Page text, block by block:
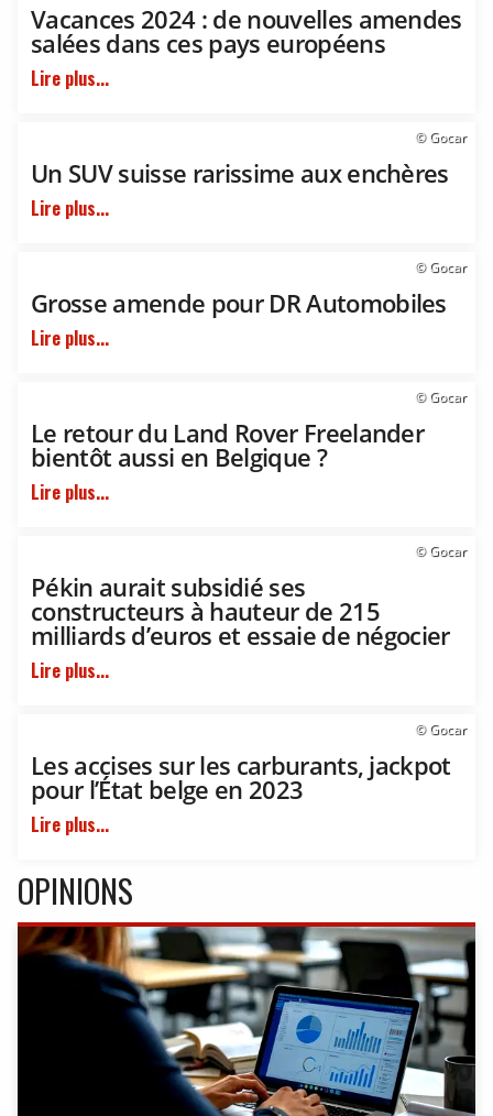
Vacances 2024 : de nouvelles amendes
salées dans ces pays européens
Lire plus...
© Gocar
Un SUV suisse rarissime aux enchères
Lire plus...
© Gocar
Grosse amende pour DR Automobiles
Lire plus...
© Gocar
Le retour du Land Rover Freelander
bientôt aussi en Belgique ?
Lire plus...
© Gocar
Pékin aurait subsidié ses
constructeurs à hauteur de 215
milliards d’euros et essaie de négocier
Lire plus...
© Gocar
Les accises sur les carburants, jackpot
pour l’État belge en 2023
Lire plus...
OPINIONS